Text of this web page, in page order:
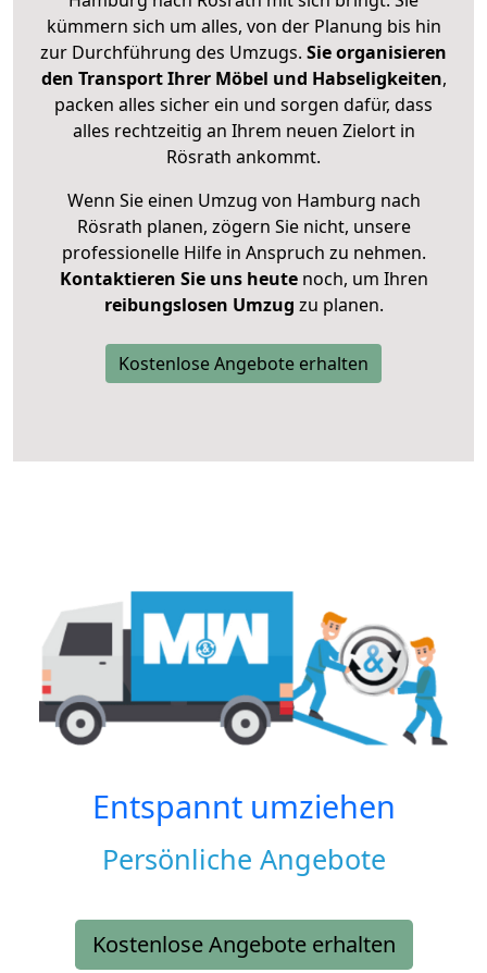
kümmern sich um alles, von der Planung bis hin
zur Durchführung des Umzugs. Sie organisieren
den Transport Ihrer Möbel und Habseligkeiten,
packen alles sicher ein und sorgen dafür, dass
alles rechtzeitig an Ihrem neuen Zielort in
Rösrath ankommt.
Wenn Sie einen Umzug von Hamburg nach
Rösrath planen, zögern Sie nicht, unsere
professionelle Hilfe in Anspruch zu nehmen.
Kontaktieren Sie uns heutenoch, um Ihren
reibungslosen Umzug zu planen.
Kostenlose Angebote erhalten
Entspannt umziehen
Persönliche Angebote
Kostenlose Angebote erhalten